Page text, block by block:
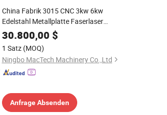
China Fabrik 3015 CNC 3kw 6kw
Edelstahl Metallplatte Faserlaser
Schneidemaschine Rohrschneider
30.800,00 $
1 Satz (MOQ)
Ningbo MacTech Machinery Co.,Ltd
Anfrage Absenden